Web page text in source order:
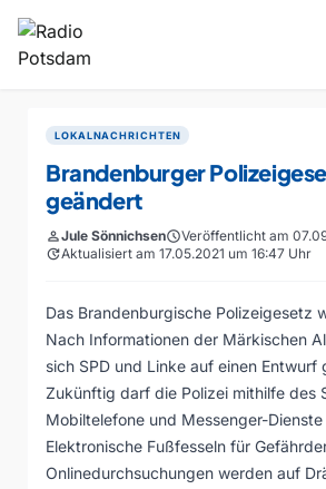
LOKALNACHRICHTEN
Brandenburger
geändert
personJule SönnichsenscheduleVeröffentlicht am
updateAktualisiert am 17.05.2021 um 16:47 Uhr
Das Brandenburgische Polizeigesetz
Nach Informationen der Märkischen
sich SPD und Linke auf einen Entwurf
Zukünftig darf die Polizei mithilfe des
Mobiltelefone und Messenger-
Elektronische Fußfesseln für
Onlinedurchsuchungen werden auf